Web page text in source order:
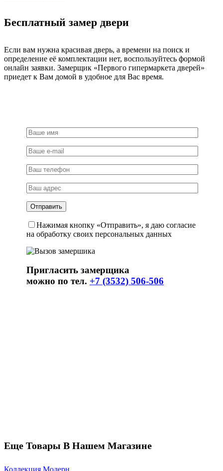
Бесплатный замер двери
Если вам нужна красивая дверь, а времени на поиск и
определение её комплектации нет, воспользуйтесь формой
онлайн заявки. Замерщик «Первого гипермаркета дверей»
приедет к Вам домой в удобное для Вас время.
Нажимая кнопку «Отправить», я даю согласие
на обработку своих персональных данных
Пригласить замерщика
можно по тел. +7 (3532) 506-506
Еще Товары В Нашем Магазине
Коллекция Модерн